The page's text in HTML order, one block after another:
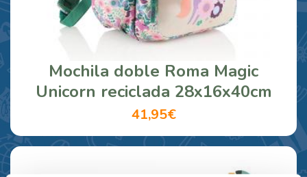
Mochila doble Roma Magic
Unicorn reciclada 28x16x40cm
41,95€